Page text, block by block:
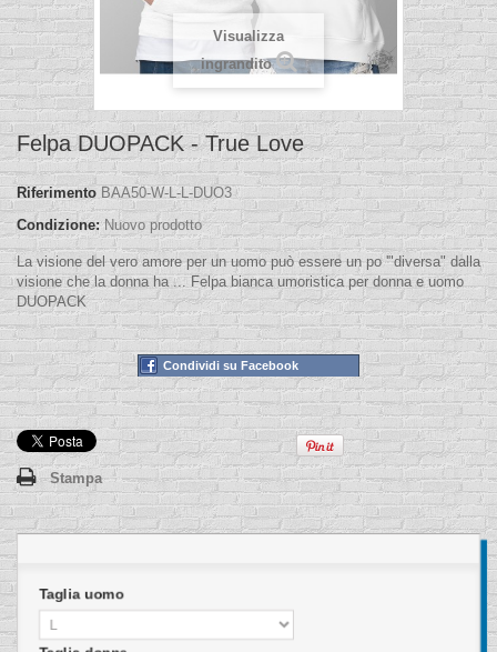
Visualizza
ingrandito
Felpa DUOPACK - True Love
Riferimento BAA50-W-L-L-DUO3
Condizione: Nuovo prodotto
La visione del vero amore per un uomo può essere un po '"diversa" dalla
visione che la donna ha ... Felpa bianca umoristica per donna e uomo
DUOPACK
Condividi su Facebook
Stampa
Taglia uomo